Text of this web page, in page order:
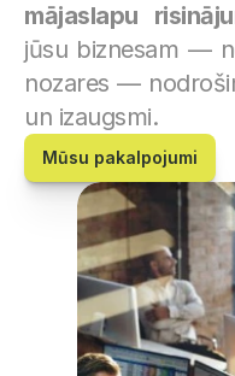
mājaslapu
jūsu biznesam —
nozares —
un izaugsmi.
Mūsu pakalpojumi